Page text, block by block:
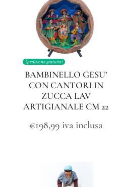
Spedizione gratuita!
BAMBINELLO GESU’
CON CANTORI IN
ZUCCA LAV
ARTIGIANALE CM 22
€198,99 iva inclusa